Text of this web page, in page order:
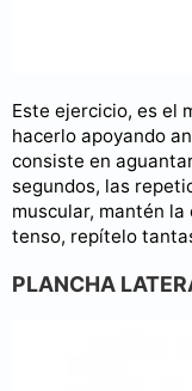
Este ejercicio, es el
hacerlo apoyando
consiste en
segundos, las
muscular, mantén
tenso, repítelo
PLANCHA